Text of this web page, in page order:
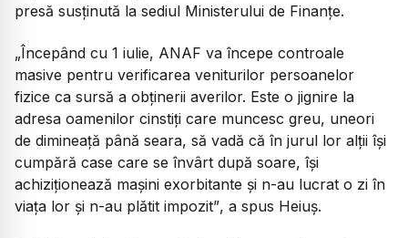
presă susținută la sediul Ministerului de Finanțe.
„Începând cu 1 iulie, ANAF va începe controale
masive pentru verificarea veniturilor persoanelor
fizice ca sursă a obținerii averilor. Este o jignire la
adresa oamenilor cinstiți care muncesc greu, uneori
de dimineață până seara, să vadă că în jurul lor alții își
cumpără case care se învârt după soare, își
achiziționează mașini exorbitante și n-au lucrat o zi în
viața lor și n-au plătit impozit”, a spus Heiuș.